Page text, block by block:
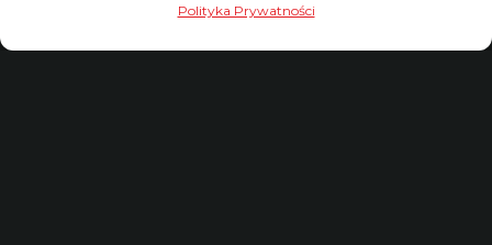
Polityka Prywatności